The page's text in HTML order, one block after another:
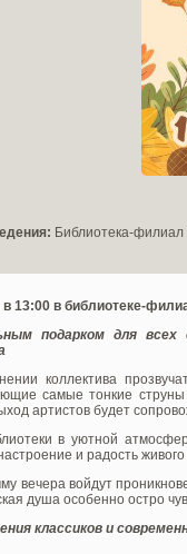
Библиотека-
в 13:00 в библиотеке-
подарком для всех
коллектива
самые тонкие
артистов будет
в уютной
и радость
вечера войдут
душа особенно остро
классиков и